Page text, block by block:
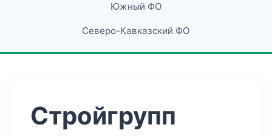
Южный ФО
Северо-Кавказский ФО
Стройгрупп